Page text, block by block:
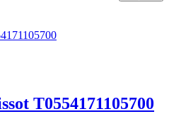
T0554171105700